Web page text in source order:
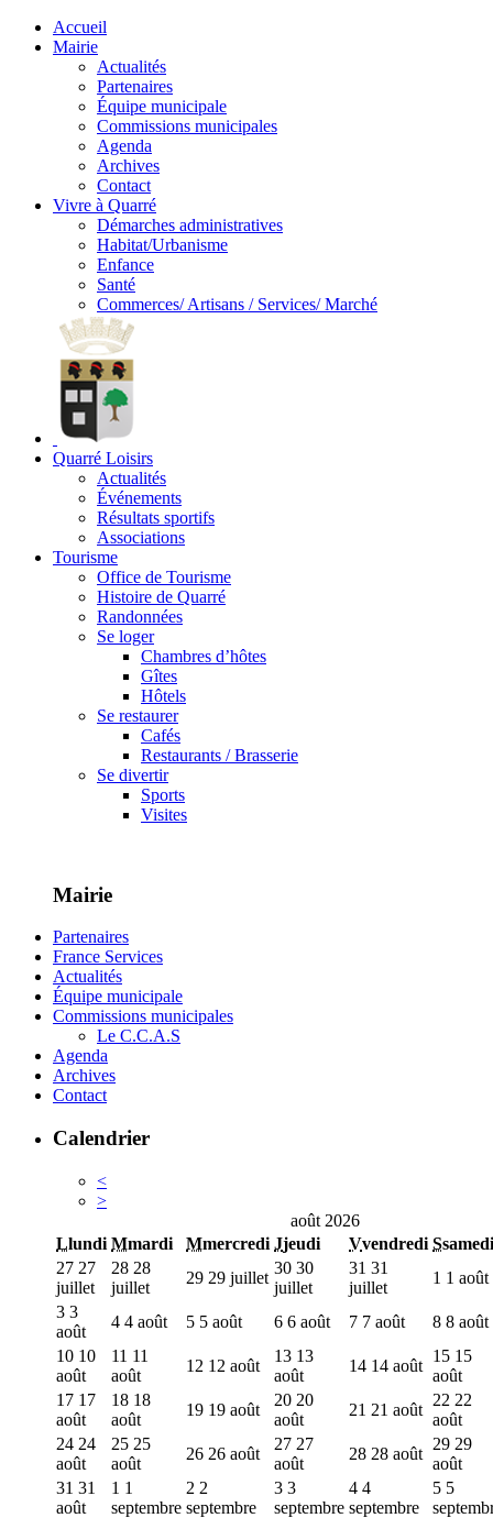
Accueil
Mairie
Actualités
Partenaires
Équipe municipale
Commissions municipales
Agenda
Archives
Contact
Vivre à Quarré
Démarches administratives
Habitat/Urbanisme
Enfance
Santé
Commerces/ Artisans / Services/ Marché
Quarré Loisirs
Actualités
Événements
Résultats sportifs
Associations
Tourisme
Office de Tourisme
Histoire de Quarré
Randonnées
Se loger
Chambres d’hôtes
Gîtes
Hôtels
Se restaurer
Cafés
Restaurants / Brasserie
Se divertir
Sports
Visites
Mairie
Partenaires
France Services
Actualités
Équipe municipale
Commissions municipales
Le C.C.A.S
Agenda
Archives
Contact
Calendrier
<
>
août 2026
Llundi Mmardi Mmercredi Jjeudi Vvendredi Ssamedi
27 27
juillet
28 28
juillet
29 29 juillet
30 30
juillet
31 31
juillet
1 1 août
3 3
août
4 4 août 5 5 août 6 6 août 7 7 août 8 8 août
10 10
août
11 11
août
12 12 août
13 13
août
14 14 août
15 15
août
17 17
août
18 18
août
19 19 août
20 20
août
21 21 août
22 22
août
24 24
août
25 25
août
26 26 août
27 27
août
28 28 août
29 29
août
31 31
août
1 1
septembre
2 2
septembre
3 3
septembre
4 4
septembre
5 5